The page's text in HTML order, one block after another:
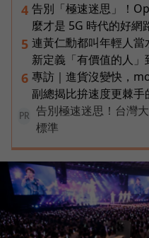
4 告別「極速迷思」！
麼才是 5G 時代的好網
5 連黃仁勳都叫年輕人
新定義「有價值的人」
6 專訪｜進貨沒變快，
副總揭比拚速度更棘手
PR
告別極速迷思！台灣
標準